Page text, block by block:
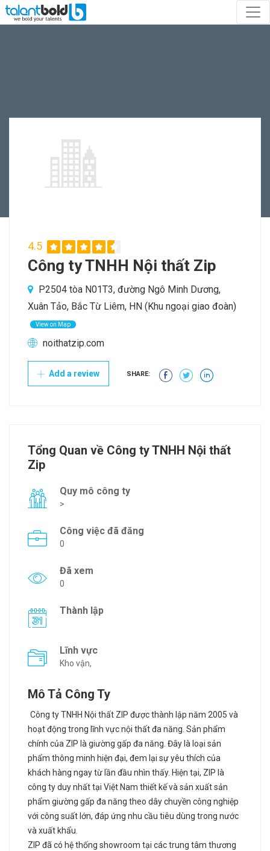
4.5
Công ty TNHH Nội thất Zip
P2504 tòa N01T3, đường Ngô Minh Dương,
Xuân Tảo, Bắc Từ Liêm, HN (Khu ngoại giao đoàn)
View on Map
noithatzip.com
Add a review SHARE:
Tổng Quan về Công ty TNHH Nội thất
Zip
Quy mô công ty
>
Công việc đã đăng
0
Đã xem
0
Thành lập
Lĩnh vực
Kho vận,
Mô Tả Công Ty
Công ty TNHH Nội thất ZIP được thành lập năm 2005 và
hoạt động trong lĩnh vực nội thất đa năng. Sản phẩm
chính của ZIP là giường gấp đa năng. Đây là loại sản
phẩm thông minh hiện đại, đem lại sự yêu thích của
khách hàng ngay từ lần đầu nhìn thấy. Hiện tại, ZIP là
công ty duy nhất tại Việt Nam thiết kế và sản xuất sản
phẩm giường gấp đa năng theo dây chuyền công nghiệp
với công suất lớn, đáp ứng nhu cầu tiêu dùng trong nước
và xuất khẩu.
ZIP đã có hệ thống showroom tại các trung tâm thương